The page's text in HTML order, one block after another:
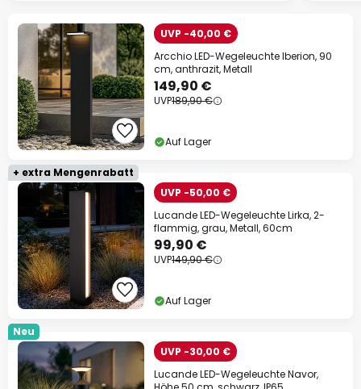
UVP -40,00 €
Arcchio LED-Wegeleuchte Iberion, 90
cm, anthrazit, Metall
149,90 €
UVP189,90 €
Auf Lager
+ extra Mengenrabatt
UVP -50,00 €
Lucande LED-Wegeleuchte Lirka, 2-
flammig, grau, Metall, 60cm
99,90 €
UVP149,90 €
Auf Lager
Neu
UVP -30,00 €
Lucande LED-Wegeleuchte Navor,